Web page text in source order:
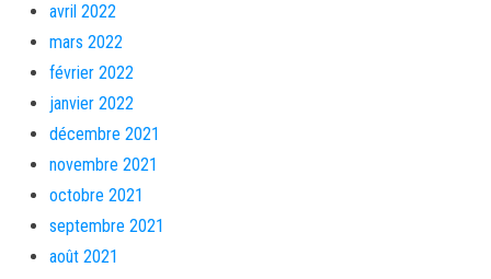
avril 2022
mars 2022
février 2022
janvier 2022
décembre 2021
novembre 2021
octobre 2021
septembre 2021
août 2021